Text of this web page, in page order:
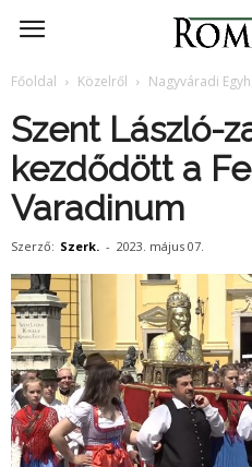
RomKat.ro
Főoldal Közelről Nagyváradi
Szent László-
kezdődött a
Varadinum
Szerző: Szerk. - 2023. május 07.